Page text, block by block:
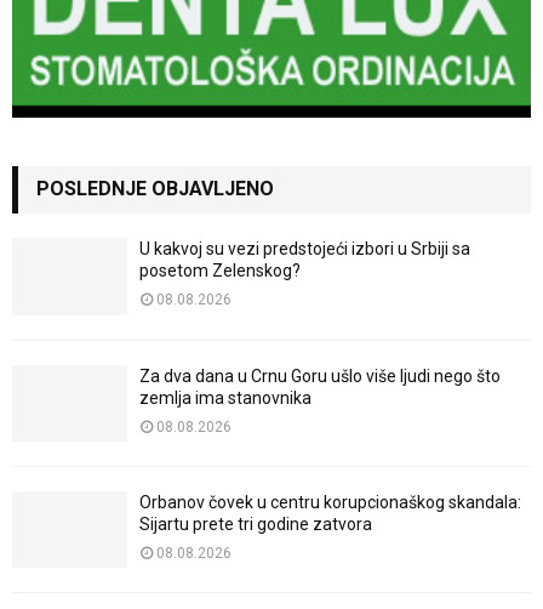
POSLEDNJE OBJAVLJENO
U kakvoj su vezi predstojeći izbori u Srbiji sa
posetom Zelenskog?
08.08.2026
Za dva dana u Crnu Goru ušlo više ljudi nego što
zemlja ima stanovnika
08.08.2026
Orbanov čovek u centru korupcionaškog skandala:
Sijartu prete tri godine zatvora
08.08.2026